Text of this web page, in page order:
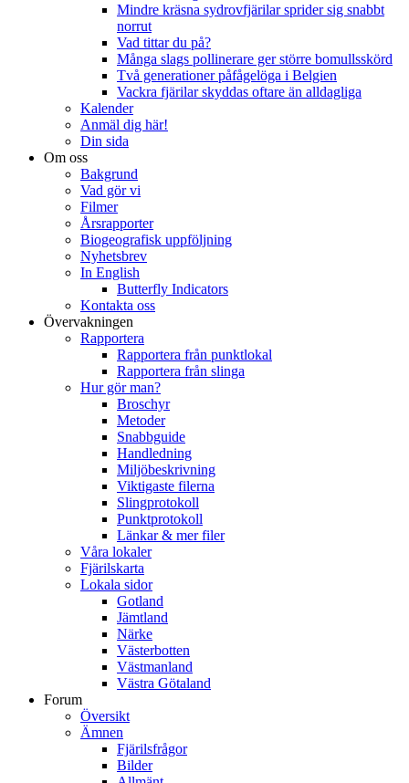
Mindre kräsna sydrovfjärilar sprider sig snabbt
norrut
Vad tittar du på?
Många slags pollinerare ger större bomullsskörd
Två generationer påfågelöga i Belgien
Vackra fjärilar skyddas oftare än alldagliga
Kalender
Anmäl dig här!
Din sida
Om oss
Bakgrund
Vad gör vi
Filmer
Årsrapporter
Biogeografisk uppföljning
Nyhetsbrev
In English
Butterfly Indicators
Kontakta oss
Övervakningen
Rapportera
Rapportera från punktlokal
Rapportera från slinga
Hur gör man?
Broschyr
Metoder
Snabbguide
Handledning
Miljöbeskrivning
Viktigaste filerna
Slingprotokoll
Punktprotokoll
Länkar & mer filer
Våra lokaler
Fjärilskarta
Lokala sidor
Gotland
Jämtland
Närke
Västerbotten
Västmanland
Västra Götaland
Forum
Översikt
Ämnen
Fjärilsfrågor
Bilder